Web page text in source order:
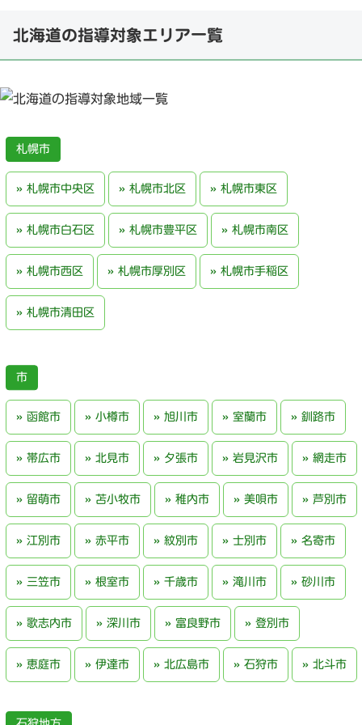
北海道の指導対象エリア一覧
札幌市
札幌市中央区 札幌市北区 札幌市東区
札幌市白石区 札幌市豊平区 札幌市南区
札幌市西区 札幌市厚別区 札幌市手稲区
札幌市清田区
函館市 小樽市 旭川市 室蘭市 釧路市
帯広市 北見市 夕張市 岩見沢市 網走市
留萌市 苫小牧市 稚内市 美唄市 芦別市
江別市 赤平市 紋別市 士別市 名寄市
三笠市 根室市 千歳市 滝川市 砂川市
歌志内市 深川市 富良野市 登別市
恵庭市 伊達市 北広島市 石狩市 北斗市